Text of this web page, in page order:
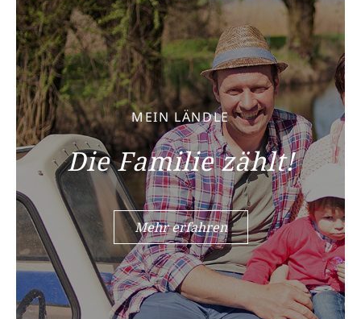
MEIN LÄNDLE
Die Familie zählt!
Mehr erfahren